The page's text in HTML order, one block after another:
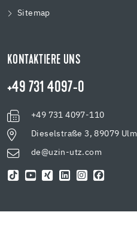
Sitemap
KONTAKTIERE UNS
+49 731 4097-0
+49 731 4097-110
Dieselstraße 3, 89079 Ulm
de@uzin-utz.com